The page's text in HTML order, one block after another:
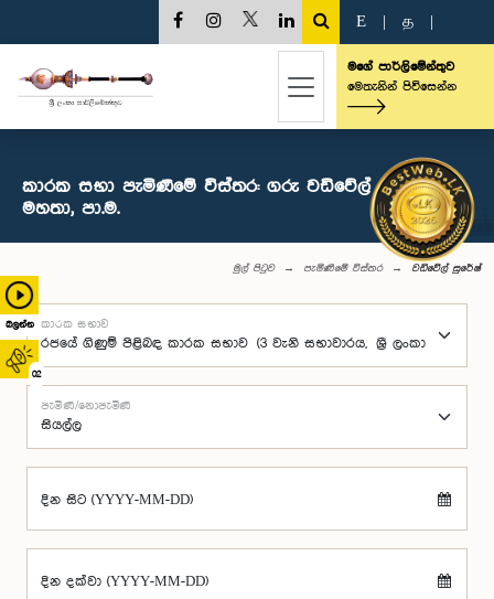
බලන්න
02
E த
මගේ පාර්ලිමේන්තුව
මෙතැනින් පිවිසෙන්න
කාරක සභා පැමිණීමේ විස්තර: ගරු වඩිවේල් සුරේෂ්
මහතා, පා.ම.
මුල් පිටුව පැමිණීමේ විස්තර වඩිවේල් සුරේෂ්
කාරක සභාව
පැමිණි/නොපැමිණි
දින සිට (YYYY-MM-DD)
දින දක්වා (YYYY-MM-DD)